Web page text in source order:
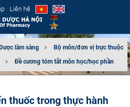
Liên hệ
lâm sàng
Bộ môn/đơn vị trực thuộc
Đề cương tóm tắt môn học/học phần
thuốc trong thực hành